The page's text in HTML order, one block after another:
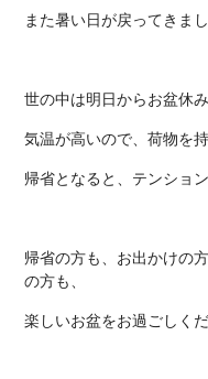
また暑い日が戻ってきまし
世の中は明日からお盆休み
気温が高いので、荷物を
帰省となると、テンショ
帰省の方も、お出かけの
の方も、
楽しいお盆をお過ごしく